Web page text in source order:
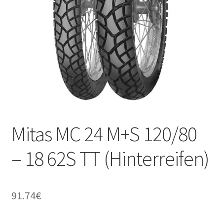
Mitas MC 24 M+S 120/80
– 18 62S TT (Hinterreifen)
91.74€